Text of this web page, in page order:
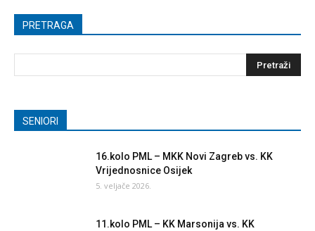
PRETRAGA
SENIORI
16.kolo PML – MKK Novi Zagreb vs. KK
Vrijednosnice Osijek
5. veljače 2026.
11.kolo PML – KK Marsonija vs. KK